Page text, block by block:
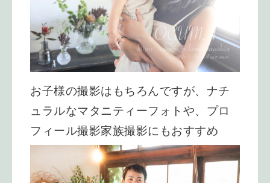
お子様の撮影はもちろんですが、 ナチ
ュラルなマタニティーフォトや、 プロ
フィール撮影家族撮影にもおすすめ